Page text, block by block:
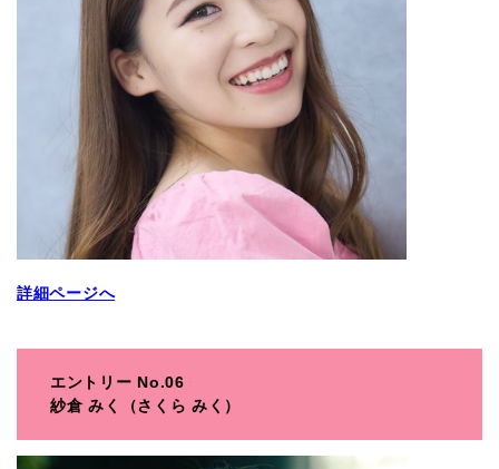
詳細ページへ
エントリー No.06
紗倉 みく（さくら みく）